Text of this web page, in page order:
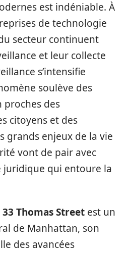
est indéniable. À
de technologie
secteur continuent
et leur collecte
s’intensifie
soulève des
proches des
citoyens et des
grands enjeux de la vie
vont de pair avec
juridique qui entoure la
33 Thomas Street est un
de Manhattan, son
des avancées